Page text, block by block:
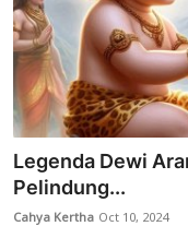
Kearifan lokal
Alam Bali
Seni
Kisah
Usadha
Legenda Dewi
Pelindung...
Cahya Kertha Oct 10, 2024